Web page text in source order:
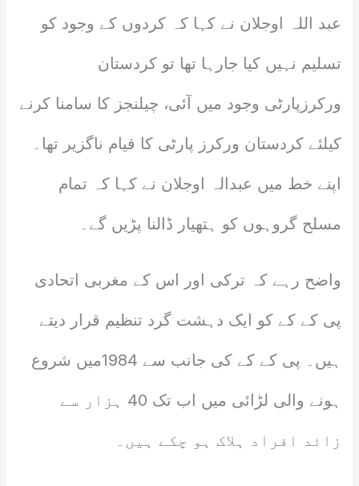
عبد اللہ اوجلان نے کہا کہ کردوں کے وجود کو
تسلیم نہیں کیا جارہا تھا تو کردستان
ورکرزپارٹی وجود میں آئی، چیلنجز کا سامنا کرنے
کیلئے کردستان ورکرز پارٹی کا قیام ناگزیر تھا۔
اپنے خط میں عبدالہ اوجلان نے کہا کہ تمام
مسلح گروہوں کو ہتھیار ڈالنا پڑیں گے۔
واضح رہے کہ ترکی اور اس کے مغربی اتحادی
پی کے کے کو ایک دہشت گرد تنظیم قرار دیتے
ہیں۔ پی کے کے کی جانب سے 1984میں شروع
ہونے والی لڑائی میں اب تک 40 ہزار سے
زائد افراد ہلاک ہو چکے ہیں۔